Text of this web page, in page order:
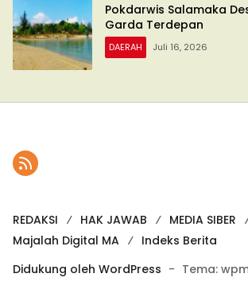
Pokdarwis Salamaka
Garda Terdepan
DAERAH Juli 16, 2026
REDAKSI HAK JAWAB
MEDIA SIBER
Majalah Digital MA
Indeks Berita
Didukung oleh WordPress - Tema: